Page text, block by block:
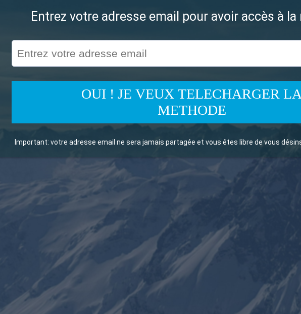
Entrez votre adresse email pour avoir accès à la
OUI ! JE VEUX TELECHARGER LA
METHODE
Important: votre adresse email ne sera jamais partagée et vous êtes libre de vous